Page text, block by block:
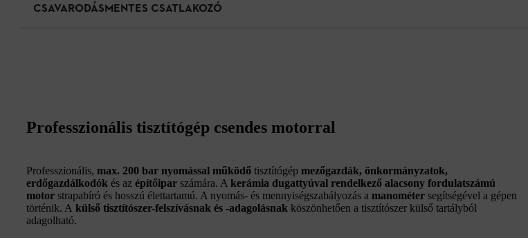
CSAVARODÁSMENTES CSATLAKOZÓ
Professzionális tisztítógép csendes motorral
Professzionális, max. 200 bar nyomással működő tisztítógép mezőgazdák, önkormányzatok,
erdőgazdálkodók és az építőipar számára. A kerámia dugattyúval rendelkező alacsony fordulatszámú
motor strapabíró és hosszú élettartamú. A nyomás- és mennyiségszabályozás a manométer segítségével a gépen
történik. A külső tisztítószer-felszívásnak és -adagolásnak köszönhetően a tisztítószer külső tartályból
adagolható.